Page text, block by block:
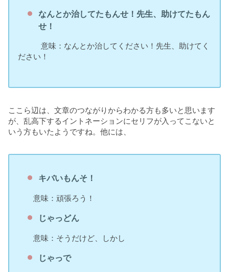
なんとか治してたもんせ！先生、助けてたもん
せ！
意味：なんとか治してください！先生、助けてく
ださい！
ここら辺は、文章のつながりからわかる方も多いと思います
が、乱高下するイントネーションにセリフが入ってこないと
いう方もいたようですね。他には、
キバいもんそ！
意味：頑張ろう！
じゃっどん
意味：そうだけど、しかし
じゃっで